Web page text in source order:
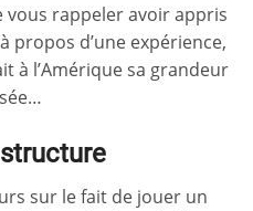
vous rappeler avoir appris
propos d’une expérience,
à l’Amérique sa grandeur
sur le fait de jouer un